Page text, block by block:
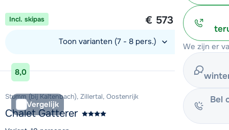
We zijn er
Bel
1 week vanaf
€ 573 per persoon
Incl. skipas
Toon varianten (7 - 8 pers.)
Bekijk accommodatie
8,0
Vergelijk
Stumm (bij Kaltenbach), Zillertal, Oostenrijk
Chalet Gatterer